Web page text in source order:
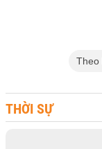
Theo
THỜI SỰ